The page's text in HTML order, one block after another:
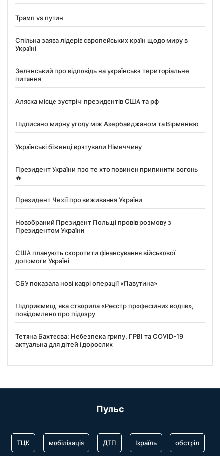
Трамп vs путин
Спільна заява лідерів європейських країн щодо миру в
Україні
Зеленський про відповідь на українське територіальне
питання
Аляска місце зустрічі президентів США та рф
Підписано мирну угоду між Азербайджаном та Вірменією
Українські біженці врятували Німеччину
Президент України про те хто повинен припинити вогонь
🔥
Президент Чехії про виживання України
Новобраний Президент Польщі провів розмову з
Президентом України
США планують скоротити фінансування військової
допомоги Україні
СБУ показала нові кадрі операції «Павутина»
Підприємиці, яка створила «Реєстр професійних водіїв»,
повідомлено про підозру
Тетяна Бахтеєва: Небезпека грипу, ГРВІ та COVID-19
актуальна для дітей і дорослих
Пульс
ТЦК мобілізація ДТП Ізраїль обстріл